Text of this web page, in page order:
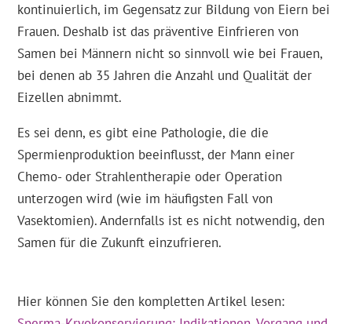
kontinuierlich, im Gegensatz zur Bildung von Eiern bei
Frauen. Deshalb ist das präventive Einfrieren von
Samen bei Männern nicht so sinnvoll wie bei Frauen,
bei denen ab 35 Jahren die Anzahl und Qualität der
Eizellen abnimmt.
Es sei denn, es gibt eine Pathologie, die die
Spermienproduktion beeinflusst, der Mann einer
Chemo- oder Strahlentherapie oder Operation
unterzogen wird (wie im häufigsten Fall von
Vasektomien). Andernfalls ist es nicht notwendig, den
Samen für die Zukunft einzufrieren.
Hier können Sie den kompletten Artikel lesen: